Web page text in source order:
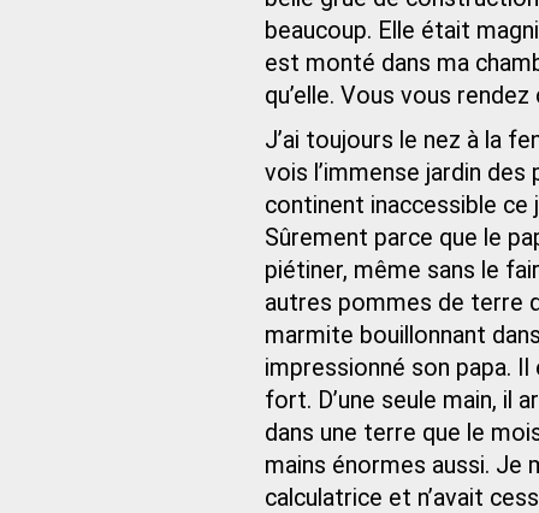
beaucoup. Elle était
est monté dans ma
qu’elle. Vous vous
J’ai toujours le nez à la
vois l’immense jardin des
continent inaccessible ce
Sûrement parce que le
piétiner, même sans le
autres pommes de terre
marmite bouillonnant
impressionné son papa.
fort. D’une seule main, il
dans une terre que le
mains énormes aussi. Je
calculatrice et n’avait